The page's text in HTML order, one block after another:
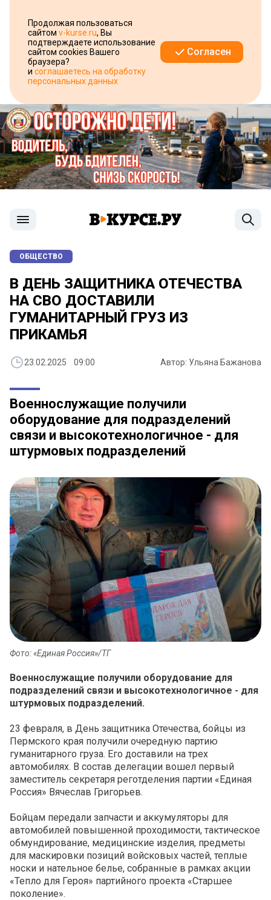
Продолжая пользоваться
сайтом v-kurse.ru, Вы
подтверждаете использование
сайтом cookies Вашего
браузера?
и соглашаетесь на обработку
персональных данных
Согласен
ОБЩЕСТВО
В ДЕНЬ ЗАЩИТНИКА ОТЕЧЕСТВА
НА СВО ДОСТАВИЛИ
ГУМАНИТАРНЫЙ ГРУЗ ИЗ
ПРИКАМЬЯ
23.02.2025 09:00 Автор: Ульяна Бажанова
Военнослужащие получили
оборудование для подразделений
связи и высокотехнологичное - для
штурмовых подразделений
Фото: «Единая Россия»/ТГ
Военнослужащие получили оборудование для
подразделений связи и высокотехнологичное - для
штурмовых подразделений.
23 февраля, в День защитника Отечества, бойцы из
Пермского края получили очередную партию
гуманитарного груза. Его доставили на трех
автомобилях. В состав делегации вошел первый
заместитель секретаря реготделения партии «Единая
Россия» Вячеслав Григорьев.
Бойцам передали запчасти и аккумуляторы для
автомобилей повышенной проходимости, тактическое
обмундирование, медицинские изделия, предметы
для маскировки позиций войсковых частей, теплые
носки и нательное белье, собранные в рамках акции
«Тепло для Героя» партийного проекта «Старшее
поколение».